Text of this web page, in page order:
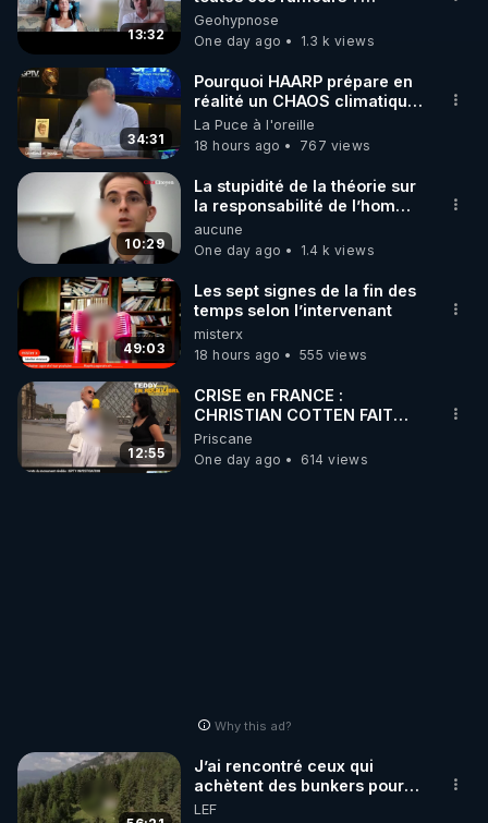
de bien-être ENVOL :
Rendez-vous sur https://www.envol.app/code
le code : REGENERE
13:32
Enquête sous hypnose
Geohypnose
One day ago
1.3 k views
34:31
Pourquoi HAARP prépare en
réalité un CHAOS climatique,
on répond
La Puce à l'oreille
18 hours ago
767 views
10:29
La stupidité de la théorie sur
la responsabilité de l’homme
concernant le dioxyde de
carbone.
aucune
One day ago
1.4 k views
49:03
Les sept signes de la fin des
temps selon l’intervenant
misterx
18 hours ago
555 views
12:55
CRISE en FRANCE :
CHRISTIAN COTTEN FAIT
une étrange découverte
Priscane
One day ago
614 views
Why this ad?
J’ai rencontré ceux qui
achètent des bunkers pour
survivre à la fin du monde
LEF